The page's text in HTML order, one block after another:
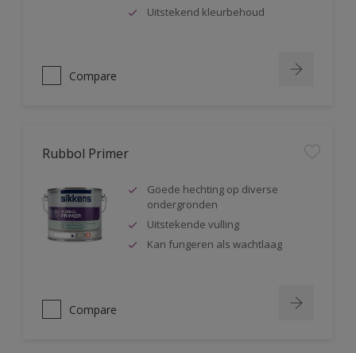
Uitstekend kleurbehoud
Compare
Rubbol Primer
Goede hechting op diverse
ondergronden
Uitstekende vulling
Kan fungeren als wachtlaag
Compare